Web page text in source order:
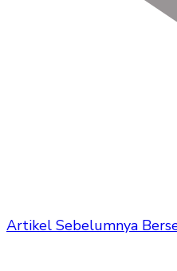
Artikel Sebelumnya